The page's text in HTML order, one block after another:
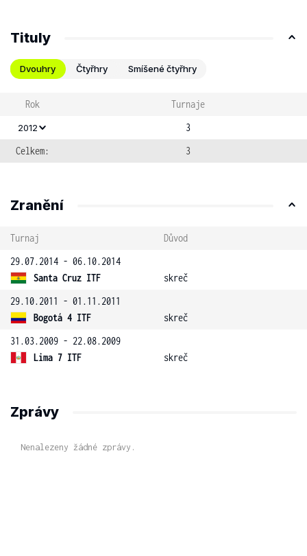
Tituly
Dvouhry Čtyřhry Smíšené čtyřhry
Rok Turnaje
2012
3
Celkem:
3
Zranění
Turnaj
Důvod
29.07.2014 - 06.10.2014
Santa Cruz ITF
skreč
29.10.2011 - 01.11.2011
Bogotá 4 ITF
skreč
31.03.2009 - 22.08.2009
Lima 7 ITF
skreč
Zprávy
Nenalezeny žádné zprávy.